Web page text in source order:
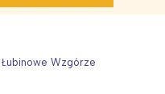
Łubinowe Wzgórze